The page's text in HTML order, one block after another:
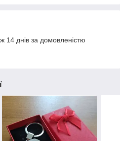
14 днів за домовленістю